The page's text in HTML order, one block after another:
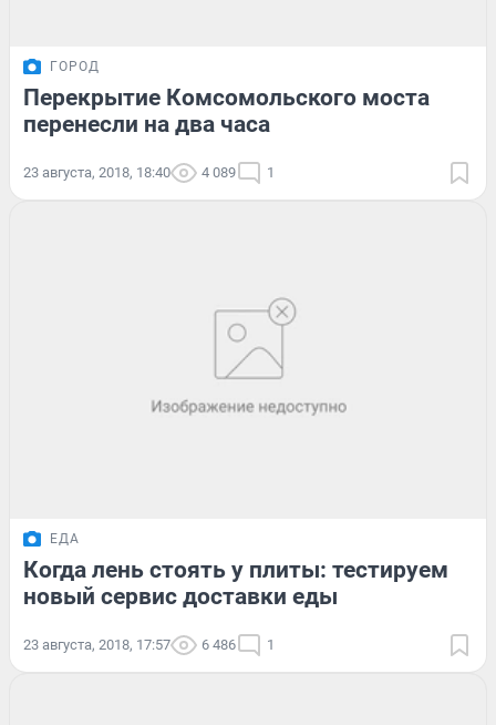
ГОРОД
Перекрытие Комсомольского моста
перенесли на два часа
23 августа, 2018, 18:40 4 089 1
ЕДА
Когда лень стоять у плиты: тестируем
новый сервис доставки еды
23 августа, 2018, 17:57 6 486 1